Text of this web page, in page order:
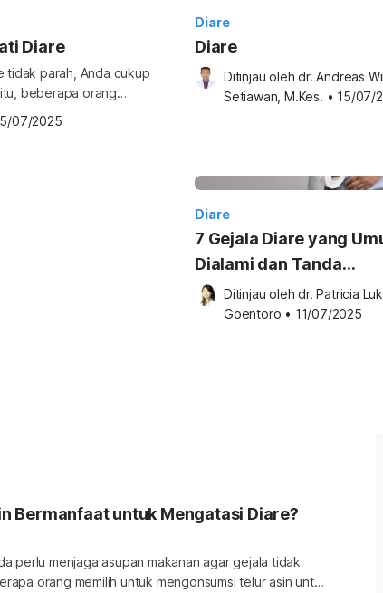
Diare
tidak parah, Anda cukup
beberapa orang
Lantas, benarkah
diare?
07/2025
Diare
Diare
Ditinjau oleh dr. Andreas
Setiawan, M.Kes. • 15/07/
Diare
7 Gejala Diare yang
Dialami dan Tanda
Komplikasinya
Ditinjau oleh dr. Patricia
Goentoro • 11/07/2025
Bermanfaat untuk Mengatasi Diare?
perlu menjaga asupan makanan agar gejala tidak
orang memilih untuk mengonsumsi telur asin untuk